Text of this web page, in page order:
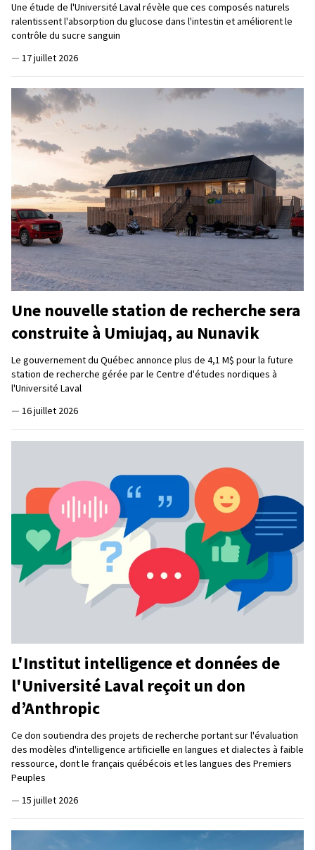
Une étude de l'Université Laval révèle que ces composés naturels
ralentissent l'absorption du glucose dans l'intestin et améliorent le
contrôle du sucre sanguin
— 17 juillet 2026
Une nouvelle station de recherche sera
construite à Umiujaq, au Nunavik
Le gouvernement du Québec annonce plus de 4,1 M$ pour la future
station de recherche gérée par le Centre d'études nordiques à
l'Université Laval
— 16 juillet 2026
L'Institut intelligence et données de
l'Université Laval reçoit un don
d’Anthropic
Ce don soutiendra des projets de recherche portant sur l'évaluation
des modèles d'intelligence artificielle en langues et dialectes à faible
ressource, dont le français québécois et les langues des Premiers
Peuples
— 15 juillet 2026